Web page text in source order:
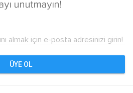
almak için e-posta adresinizi girin!
ÜYE OL